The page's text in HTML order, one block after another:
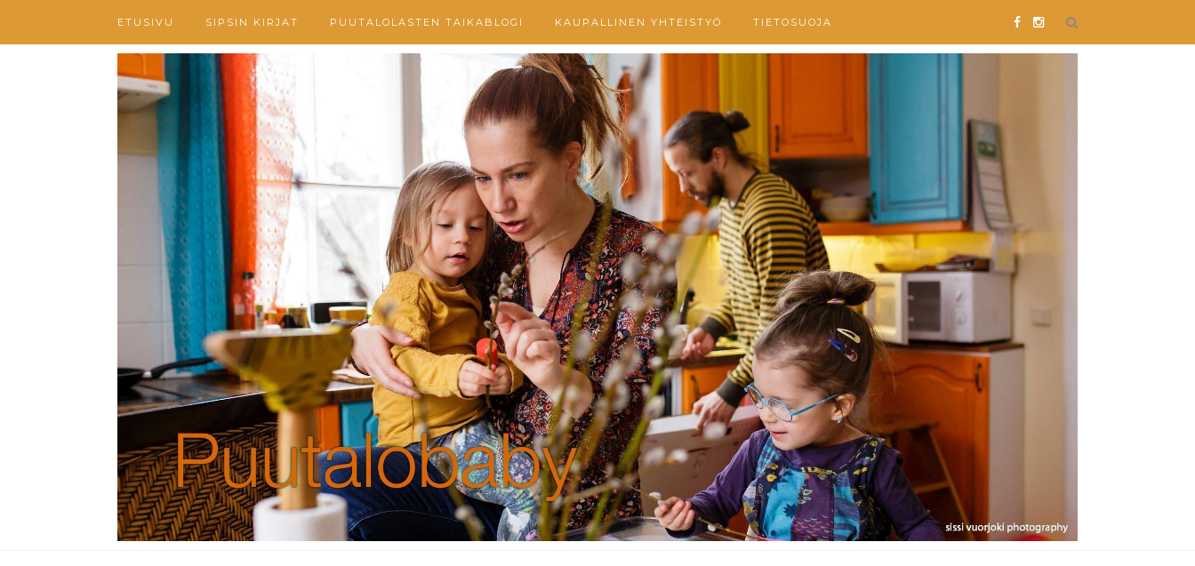
ETUSIVU SIPSIN KIRJAT PUUTALOLASTEN TAIKABLOGI KAUPALLINEN YHTEISTYÖ TIETOSUOJA